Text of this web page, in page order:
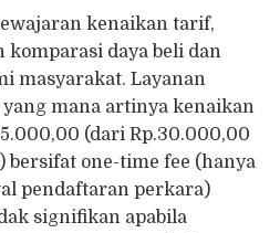
kenaikan tarif,
daya beli dan
masyarakat. Layanan
yang mana artinya kenaikan
(dari Rp.30.000,00
bersifat one-time fee (hanya
pendaftaran perkara)
signifikan apabila